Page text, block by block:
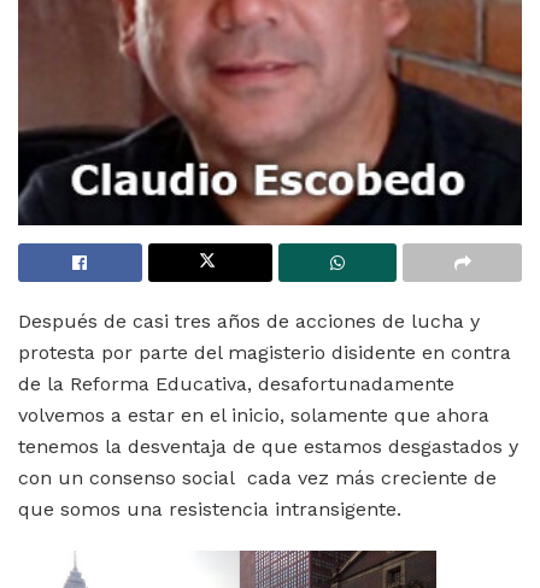
Después de casi tres años de acciones de lucha y
protesta por parte del magisterio disidente en contra
de la Reforma Educativa, desafortunadamente
volvemos a estar en el inicio, solamente que ahora
tenemos la desventaja de que estamos desgastados y
con un consenso social cada vez más creciente de
que somos una resistencia intransigente.